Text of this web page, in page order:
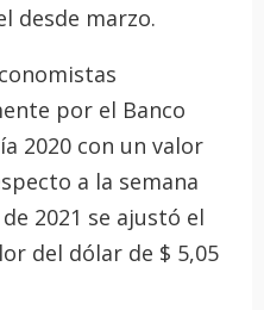
desde marzo.
por el Banco
2020 con un valor
a la semana
2021 se ajustó el
del dólar de $ 5,05